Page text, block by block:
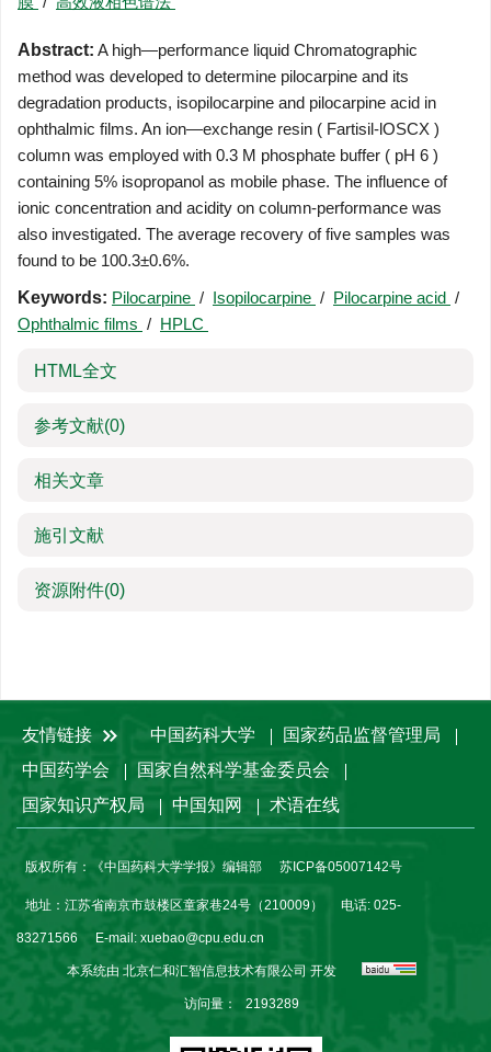
Abstract: A high—performance liquid Chromatographic
method was developed to determine pilocarpine and its
degradation products, isopilocarpine and pilocarpine acid in
ophthalmic films. An ion—exchange resin ( Fartisil-lOSCX )
column was employed with 0.3 M phosphate buffer ( pH 6 )
containing 5% isopropanol as mobile phase. The influence of
ionic concentration and acidity on column-performance was
also investigated. The average recovery of five samples was
found to be 100.3±0.6%.
Keywords: Pilocarpine / Isopilocarpine / Pilocarpine acid /
Ophthalmic films / HPLC
HTML全文
参考文献(0)
相关文章
施引文献
资源附件(0)
友情链接 中国药科大学
国家药品监督管理局
中国药学会
国家自然科学基金委员会
国家知识产权局
中国知网 术语在线
版权所有：《中国药科大学学报》编辑部 苏ICP备05007142号
地址：江苏省南京市鼓楼区童家巷24号（210009） 电话: 025-
83271566 E-mail: xuebao@cpu.edu.cn
本系统由 北京仁和汇智信息技术有限公司 开发
访问量： 2193289